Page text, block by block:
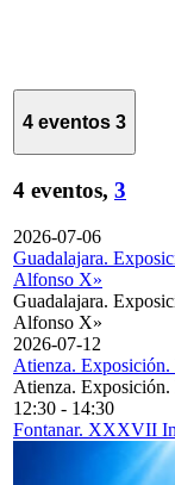
4 eventos 3
4 eventos, 3
2026-07-06
Guadalajara.
Alfonso X»
Guadalajara.
Alfonso X»
2026-07-12
Atienza. Exposición.
Atienza. Exposición.
12:30 - 14:30
Fontanar. XXXVII